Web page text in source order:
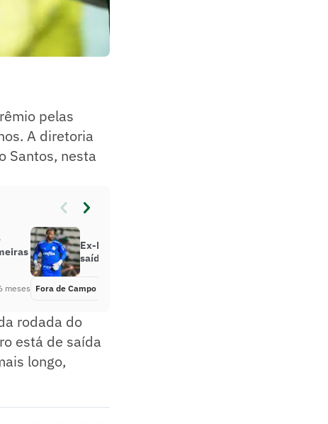
pelas
A diretoria
Santos, nesta
meses
Ex-Palmeiras é sincero sobre
saída de Weverton: ‘Muito difícil’
Fora de Campo
rodada do
está de saída
longo,